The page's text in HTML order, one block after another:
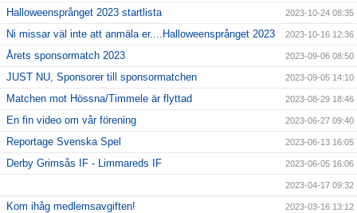
Halloweensprånget 2023 startlista 2023-10-24 08:35
Ni missar väl inte att anmäla er....Halloweensprånget 2023 2023-10-16 12:36
Årets sponsormatch 2023 2023-09-06 08:50
JUST NU, Sponsorer till sponsormatchen 2023-09-05 14:10
Matchen mot Hössna/Timmele är flyttad 2023-08-29 18:46
En fin video om vår förening 2023-06-27 09:40
Reportage Svenska Spel 2023-06-13 16:05
Derby Grimsås IF - Limmareds IF 2023-06-05 16:06
2023-04-17 09:32
Kom ihåg medlemsavgiften! 2023-03-16 13:12